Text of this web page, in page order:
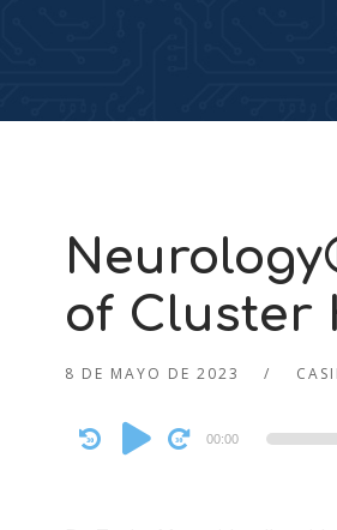
of Cluster
8 DE MAYO DE 2023
Audio
Player
00:00